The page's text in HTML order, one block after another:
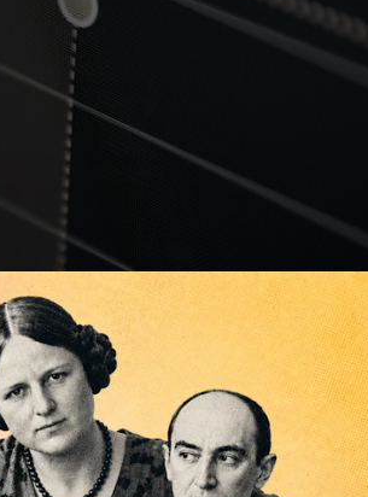
wirtschaftliche
wird sie in erster Linie von
getragen.
Industrie ist auch im Mai